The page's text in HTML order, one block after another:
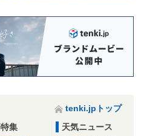
tenki.jpトップ
集
天気ニュース